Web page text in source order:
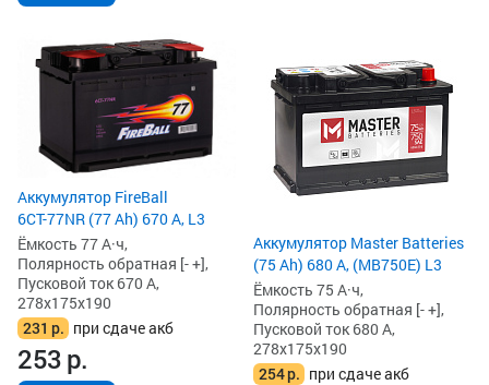
Аккумулятор FireBall
6СТ-77NR (77 Ah) 670 А, L3
Ёмкость 77 А·ч,
Полярность обратная [- +],
Пусковой ток 670 А,
278x175x190
231 р. при сдаче акб
253р.
Аккумулятор Master Batteries
(75 Ah) 680 А, (MB750E) L3
Ёмкость 75 А·ч,
Полярность обратная [- +],
Пусковой ток 680 А,
278x175x190
254р. при сдаче акб